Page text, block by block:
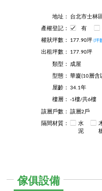
地址： 台北市士林
產權登記： 有
權狀坪數： 177.90坪(坪
出租坪數： 177.90坪
類型： 成屋
型態： 華廈(10層含
屋齡： 34.1年
樓層： -1樓/共6樓
該層戶數： 該層2戶
隔間材質：
水
泥
傢俱設備